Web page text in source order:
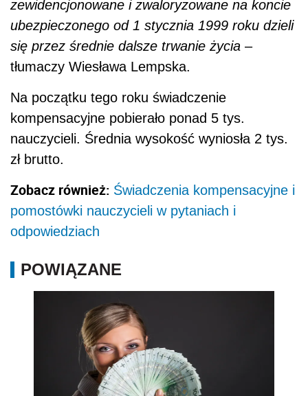
zewidencjonowane i zwaloryzowane na koncie
ubezpieczonego od 1 stycznia 1999 roku dzieli
się przez średnie dalsze trwanie życia –
tłumaczy Wiesława Lempska.
Na początku tego roku świadczenie
kompensacyjne pobierało ponad 5 tys.
nauczycieli. Średnia wysokość wyniosła 2 tys.
zł brutto.
Zobacz również: Świadczenia kompensacyjne i
pomostówki nauczycieli w pytaniach i
odpowiedziach
POWIĄZANE